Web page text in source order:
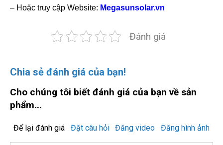
– Hoặc truy cập Website: Megasunsolar.vn
Đánh giá
Chia sẻ đánh giá của bạn!
Cho chúng tôi biết đánh giá của bạn về sản
phẩm...
Để lại đánh giá Đặt câu hỏi Đăng video Đăng hình ảnh